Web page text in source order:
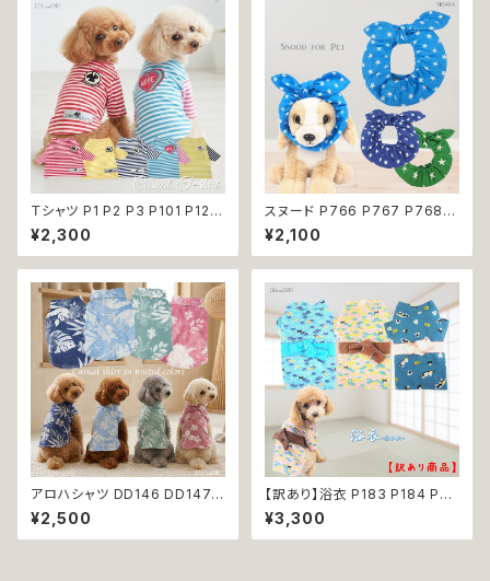
ト 服 犬服 猫服 おしゃれ かわい
い 小型犬 返品交換不可
Ｔシャツ P1 P2 P3 P101 P123
ボーダー 春夏 春服 ドッグウェ
ア ドックウェア 犬の服 春 夏 ド
ッグウエア バイカラー マリン ド
犬服 小型犬 マリン スタイル リ
ンク コーデ おしゃれ 返品交換
不可
¥2,300
スヌード P766 P767 P768
カチューシャ うさ耳 たれ耳 うさ
みみ ドッグウェア ドッグ ウェア
ドッグウエア 犬 猫 ペット 服 犬
犬 濡れ防止 汚れ防止 返品交換
不可
¥2,100
アロハシャツ DD146 DD147
DD148 DD149 アロハ トップス
シャツ ヤシの木 ハイビスカス
花柄 小型 中型 犬 犬服 猫 猫服
¥2,500
【訳あり】浴衣 P183 P184 P22
4ドッグウェア 男の子 ブルー イ
エロー ドッグ ウェア ドッグウエ
ア 犬 猫 ペット 服 犬服 和装 和
¥3,300